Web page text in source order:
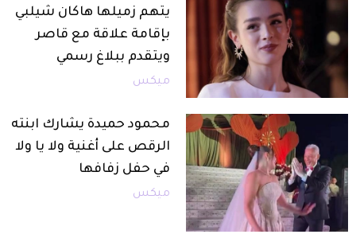
يتهم زميلها هاكان شيلبي
بإقامة علاقة مع قاصر
ويتقدم ببلاغ رسمي
ميكس
محمود حميدة يشارك ابنته
الرقص على أغنية ولا يا ولا
في حفل زفافها
ميكس